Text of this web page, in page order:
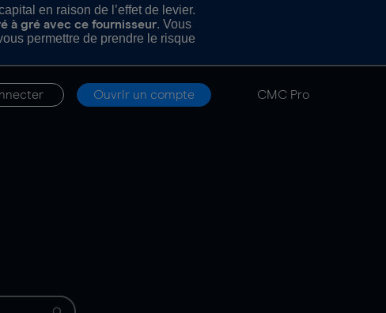
en raison de l’effet de levier.
à gré avec ce fournisseur. Vous
permettre de prendre le risque
Ouvrir un compte CMC Pro